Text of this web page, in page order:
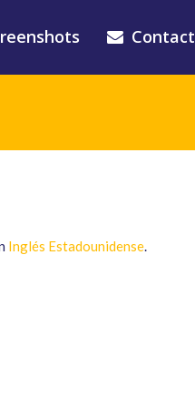
Contact
Inglés Estadounidense.